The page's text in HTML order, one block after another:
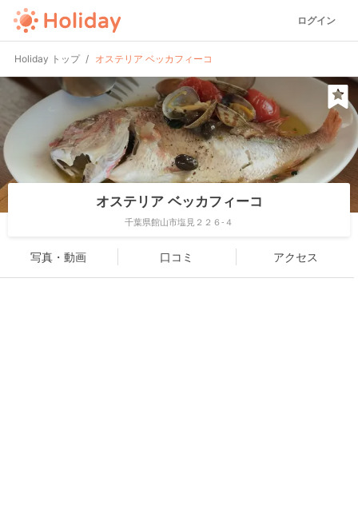
ログイン
Holiday トップ オステリア ベッカフィーコ
オステリア ベッカフィーコ
千葉県館山市塩見２２６-４
写真・動画 口コミ アクセス